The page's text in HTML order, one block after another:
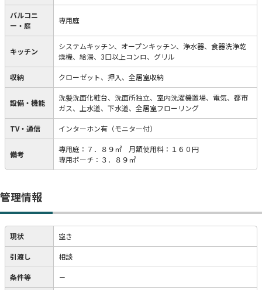
バルコニ
ー・庭
専用庭
キッチン
システムキッチン、オープンキッチン、浄水器、食器洗浄乾
燥機、給湯、3口以上コンロ、グリル
収納 クローゼット、押入、全居室収納
設備・機能
洗髪洗面化粧台、洗面所独立、室内洗濯機置場、電気、都市
ガス、上水道、下水道、全居室フローリング
TV・通信 インターホン有（モニター付）
備考
専用庭：７．８９㎡ 月額使用料：１６０円
専用ポーチ：３．８９㎡
管理情報
現状 空き
引渡し 相談
条件等 －